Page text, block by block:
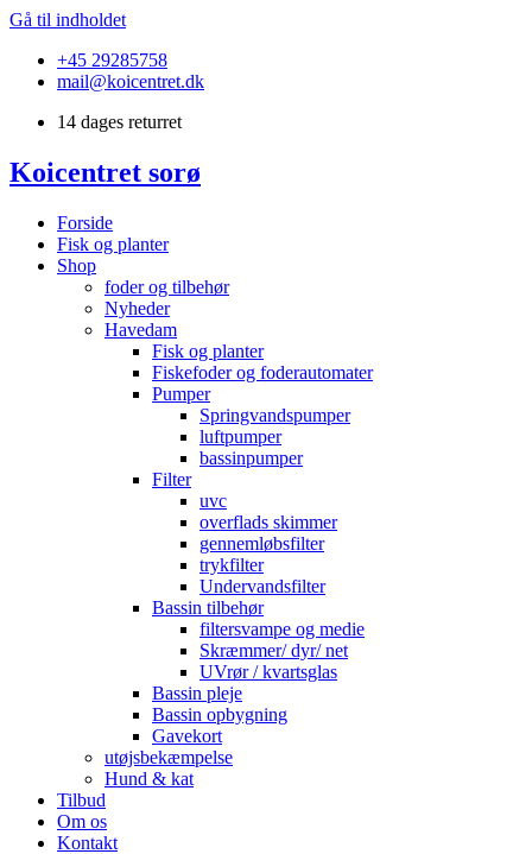
Gå til indholdet
+45 29285758
mail@koicentret.dk
14 dages returret
Koicentret sorø
Forside
Fisk og planter
Shop
foder og tilbehør
Nyheder
Havedam
Fisk og planter
Fiskefoder og foderautomater
Pumper
Springvandspumper
luftpumper
bassinpumper
Filter
uvc
overflads skimmer
gennemløbsfilter
trykfilter
Undervandsfilter
Bassin tilbehør
filtersvampe og medie
Skræmmer/ dyr/ net
UVrør / kvartsglas
Bassin pleje
Bassin opbygning
Gavekort
utøjsbekæmpelse
Hund & kat
Tilbud
Om os
Kontakt